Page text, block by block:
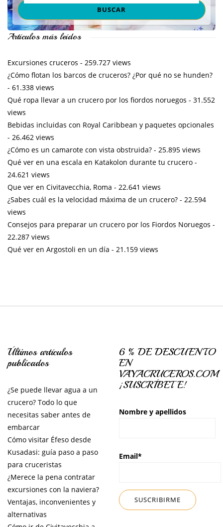
Artículos más leídos
Excursiones cruceros - 259.727 views
¿Cómo flotan los barcos de cruceros? ¿Por qué no se hunden?
- 61.338 views
Qué ropa llevar a un crucero por los fiordos noruegos - 31.552
views
Bebidas incluidas con Royal Caribbean y paquetes opcionales
- 26.462 views
¿Cómo es un camarote con vista obstruida? - 25.895 views
Qué ver en una escala en Katakolon durante tu crucero -
24.621 views
Que ver en Civitavecchia, Roma - 22.641 views
¿Sabes cuál es la velocidad máxima de un crucero? - 22.594
views
Consejos para preparar un crucero por los Fiordos Noruegos -
22.287 views
Qué ver en Argostoli en un día - 21.159 views
Últimos artículos
publicados
¿Se puede llevar agua a un
crucero? Todo lo que
necesitas saber antes de
embarcar
Cómo visitar Éfeso desde
Kusadasi: guía paso a paso
para cruceristas
¿Merece la pena contratar
excursiones con la naviera?
Ventajas, inconvenientes y
alternativas
6 % DE DESCUENTO
EN
VAYACRUCEROS.COM
¡SUSCRÍBETE!
Nombre y apellidos
Email*